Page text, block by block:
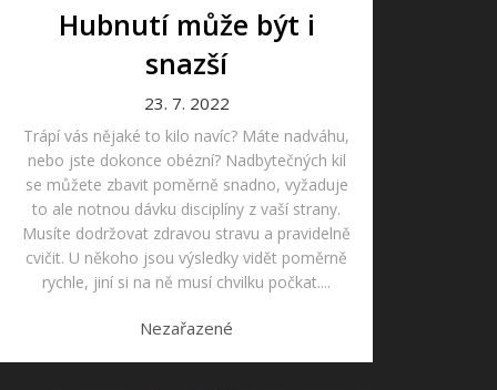
Hubnutí může být i
snazší
23. 7. 2022
Trápí vás nějaké to kilo navíc? Máte nadváhu,
nebo jste dokonce obézní? Nadbytečných kil
se můžete zbavit poměrně snadno, vyžaduje
to ale notnou dávku disciplíny z vaší strany.
Musíte dodržovat zdravou stravu a pravidelně
cvičit. U někoho jsou výsledky vidět poměrně
rychle, jiní si na ně musí chvilku počkat....
Nezařazené